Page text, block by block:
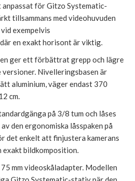
för Gitzo Systematic-
tillsammans med videohuvuden
exempelvis
en exakt horisont är viktig.
ger ett förbättrat grepp och lägre
Nivelleringsbasen är
aluminium, väger endast 370
cm.
på 3/8 tum och låses
den ergonomiska låsspaken på
det enkelt att finjustera kamerans
bildkomposition.
mm videoskåladapter. Modellen